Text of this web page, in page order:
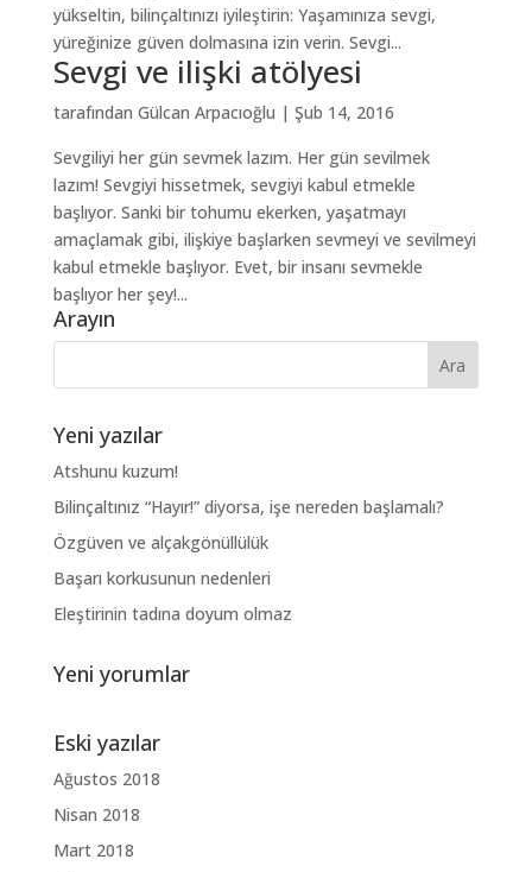
yükseltin, bilinçaltınızı iyileştirin: Yaşamınıza sevgi,
yüreğinize güven dolmasına izin verin. Sevgi...
Sevgi ve ilişki atölyesi
tarafından Gülcan Arpacıoğlu | Şub 14, 2016
Sevgiliyi her gün sevmek lazım. Her gün sevilmek
lazım! Sevgiyi hissetmek, sevgiyi kabul etmekle
başlıyor. Sanki bir tohumu ekerken, yaşatmayı
amaçlamak gibi, ilişkiye başlarken sevmeyi ve sevilmeyi
kabul etmekle başlıyor. Evet, bir insanı sevmekle
başlıyor her şey!...
Arayın
Yeni yazılar
Atshunu kuzum!
Bilinçaltınız “Hayır!” diyorsa, işe nereden başlamalı?
Özgüven ve alçakgönüllülük
Başarı korkusunun nedenleri
Eleştirinin tadına doyum olmaz
Yeni yorumlar
Eski yazılar
Ağustos 2018
Nisan 2018
Mart 2018